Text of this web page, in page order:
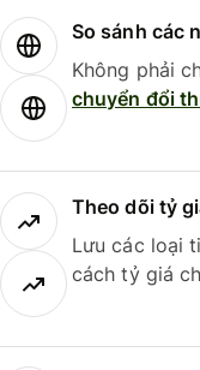
So sánh các
Không phải
chuyển đổi
Theo dõi tỷ
Lưu các loại
cách tỷ giá